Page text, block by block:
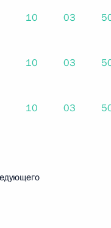
10 03
10 03
10 03